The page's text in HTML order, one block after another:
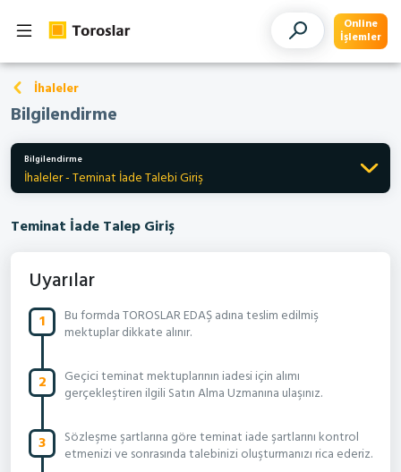
Online
İşlemler
İhaleler
Bilgilendirme
Bilgilendirme
İhaleler - Teminat İade Talebi Giriş
Teminat İade Talep Giriş
Uyarılar
1
Bu formda TOROSLAR EDAŞ adına teslim edilmiş
mektuplar dikkate alınır.
2
Geçici teminat mektuplarının iadesi için alımı
gerçekleştiren ilgili Satın Alma Uzmanına ulaşınız.
3
Sözleşme şartlarına göre teminat iade şartlarını kontrol
etmenizi ve sonrasında talebinizi oluşturmanızı rica ederiz.